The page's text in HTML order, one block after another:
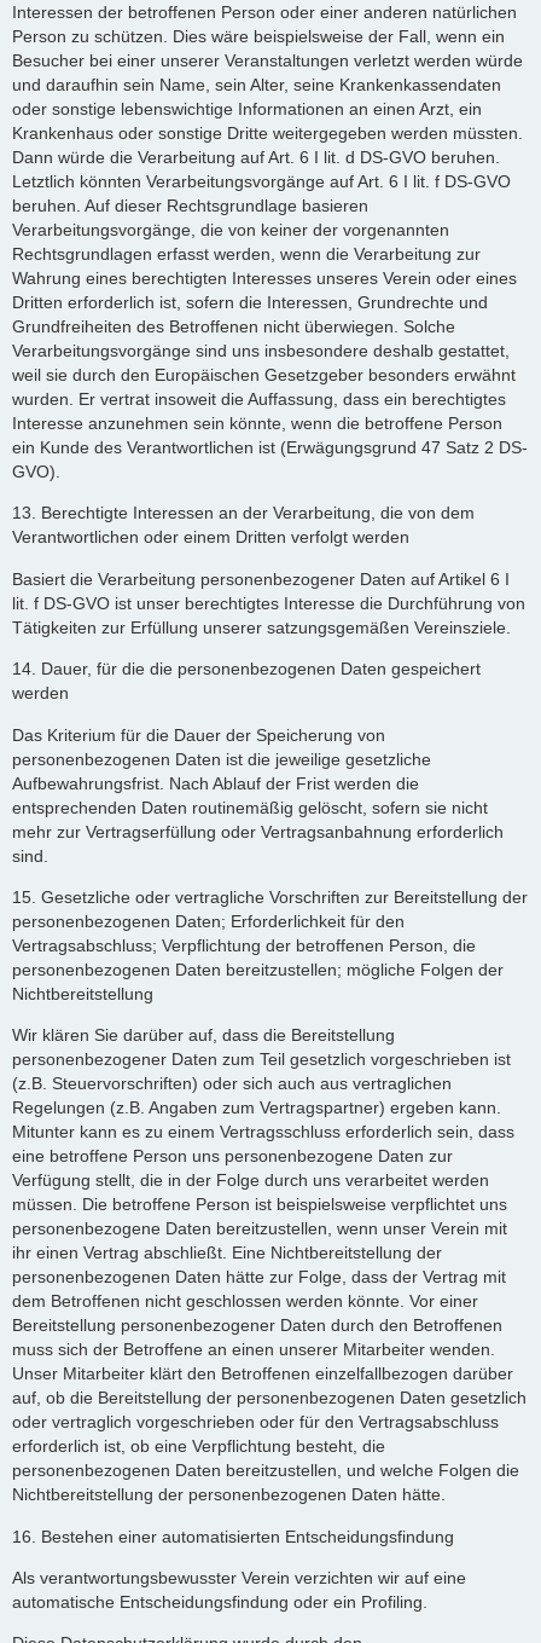
Interessen der betroffenen Person oder einer anderen natürlichen
Person zu schützen. Dies wäre beispielsweise der Fall, wenn ein
Besucher bei einer unserer Veranstaltungen verletzt werden würde
und daraufhin sein Name, sein Alter, seine Krankenkassendaten
oder sonstige lebenswichtige Informationen an einen Arzt, ein
Krankenhaus oder sonstige Dritte weitergegeben werden müssten.
Dann würde die Verarbeitung auf Art. 6 I lit. d DS-GVO beruhen.
Letztlich könnten Verarbeitungsvorgänge auf Art. 6 I lit. f DS-GVO
beruhen. Auf dieser Rechtsgrundlage basieren
Verarbeitungsvorgänge, die von keiner der vorgenannten
Rechtsgrundlagen erfasst werden, wenn die Verarbeitung zur
Wahrung eines berechtigten Interesses unseres Verein oder eines
Dritten erforderlich ist, sofern die Interessen, Grundrechte und
Grundfreiheiten des Betroffenen nicht überwiegen. Solche
Verarbeitungsvorgänge sind uns insbesondere deshalb gestattet,
weil sie durch den Europäischen Gesetzgeber besonders erwähnt
wurden. Er vertrat insoweit die Auffassung, dass ein berechtigtes
Interesse anzunehmen sein könnte, wenn die betroffene Person
ein Kunde des Verantwortlichen ist (Erwägungsgrund 47 Satz 2 DS-
GVO).
13. Berechtigte Interessen an der Verarbeitung, die von dem
Verantwortlichen oder einem Dritten verfolgt werden
Basiert die Verarbeitung personenbezogener Daten auf Artikel 6 I
lit. f DS-GVO ist unser berechtigtes Interesse die Durchführung von
Tätigkeiten zur Erfüllung unserer satzungsgemäßen Vereinsziele.
14. Dauer, für die die personenbezogenen Daten gespeichert
werden
Das Kriterium für die Dauer der Speicherung von
personenbezogenen Daten ist die jeweilige gesetzliche
Aufbewahrungsfrist. Nach Ablauf der Frist werden die
entsprechenden Daten routinemäßig gelöscht, sofern sie nicht
mehr zur Vertragserfüllung oder Vertragsanbahnung erforderlich
sind.
15. Gesetzliche oder vertragliche Vorschriften zur Bereitstellung der
personenbezogenen Daten; Erforderlichkeit für den
Vertragsabschluss; Verpflichtung der betroffenen Person, die
personenbezogenen Daten bereitzustellen; mögliche Folgen der
Nichtbereitstellung
Wir klären Sie darüber auf, dass die Bereitstellung
personenbezogener Daten zum Teil gesetzlich vorgeschrieben ist
(z.B. Steuervorschriften) oder sich auch aus vertraglichen
Regelungen (z.B. Angaben zum Vertragspartner) ergeben kann.
Mitunter kann es zu einem Vertragsschluss erforderlich sein, dass
eine betroffene Person uns personenbezogene Daten zur
Verfügung stellt, die in der Folge durch uns verarbeitet werden
müssen. Die betroffene Person ist beispielsweise verpflichtet uns
personenbezogene Daten bereitzustellen, wenn unser Verein mit
ihr einen Vertrag abschließt. Eine Nichtbereitstellung der
personenbezogenen Daten hätte zur Folge, dass der Vertrag mit
dem Betroffenen nicht geschlossen werden könnte. Vor einer
Bereitstellung personenbezogener Daten durch den Betroffenen
muss sich der Betroffene an einen unserer Mitarbeiter wenden.
Unser Mitarbeiter klärt den Betroffenen einzelfallbezogen darüber
auf, ob die Bereitstellung der personenbezogenen Daten gesetzlich
oder vertraglich vorgeschrieben oder für den Vertragsabschluss
erforderlich ist, ob eine Verpflichtung besteht, die
personenbezogenen Daten bereitzustellen, und welche Folgen die
Nichtbereitstellung der personenbezogenen Daten hätte.
16. Bestehen einer automatisierten Entscheidungsfindung
Als verantwortungsbewusster Verein verzichten wir auf eine
automatische Entscheidungsfindung oder ein Profiling.